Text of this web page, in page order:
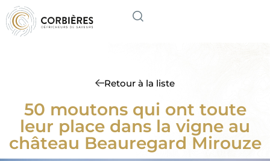
Retour à la liste
50 moutons qui ont toute
leur place dans la vigne au
château Beauregard Mirouze